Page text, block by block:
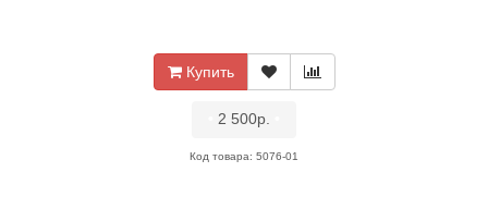
Купить
2 500р.
Код товара: 5076-01